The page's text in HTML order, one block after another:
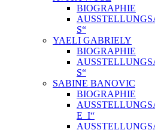
BIOGRAPHIE
S“
YAELI GABRIELY
BIOGRAPHIE
S“
SABINE BANOVIC
BIOGRAPHIE
E_I“